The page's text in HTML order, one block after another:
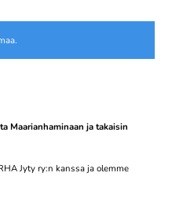
Maarianhaminaan ja takaisin
Jyty ry:n kanssa ja olemme